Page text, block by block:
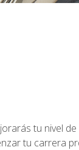
tu nivel
tu carrera